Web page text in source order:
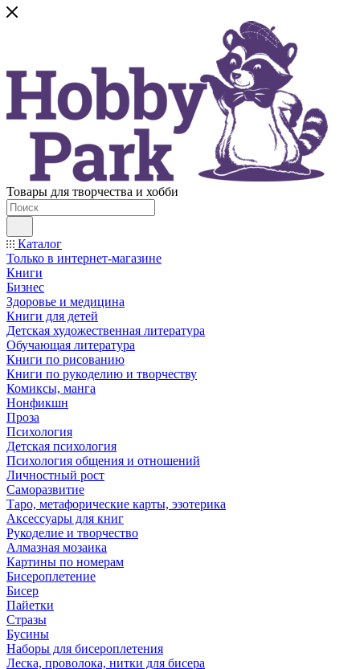
Товары для творчества и хобби
Каталог
Только в интернет-магазине
Книги
Бизнес
Здоровье и медицина
Книги для детей
Детская художественная литература
Обучающая литература
Книги по рисованию
Книги по рукоделию и творчеству
Комиксы, манга
Нонфикшн
Проза
Психология
Детская психология
Психология общения и отношений
Личностный рост
Саморазвитие
Таро, метафорические карты, эзотерика
Аксессуары для книг
Рукоделие и творчество
Алмазная мозаика
Картины по номерам
Бисероплетение
Бисер
Пайетки
Стразы
Бусины
Наборы для бисероплетения
Леска, проволока, нитки для бисера